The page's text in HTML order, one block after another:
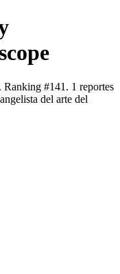
#141. 1 reportes
del arte del